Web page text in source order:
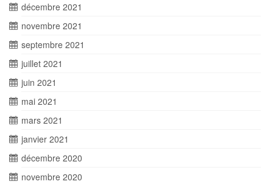
décembre 2021
novembre 2021
septembre 2021
juillet 2021
juin 2021
mai 2021
mars 2021
janvier 2021
décembre 2020
novembre 2020